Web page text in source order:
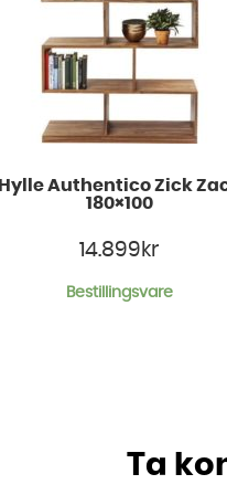
Hylle Authentico Zick
180×100
14.899 kr
Bestillingsvare
Ta